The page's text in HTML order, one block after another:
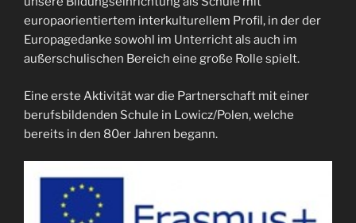
europaorientiertem interkulturellem Profil, in der der
Europagedanke sowohl im Unterricht als auch im
außerschulischen Bereich eine große Rolle spielt.
Eine erste Aktivität war die Partnerschaft mit einer
berufsbildenden Schule in Lowicz/Polen, welche
bereits in den 80er Jahren begann.